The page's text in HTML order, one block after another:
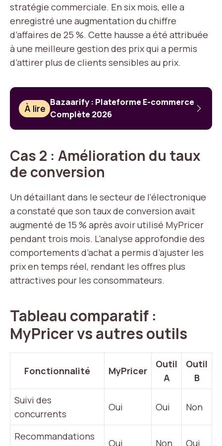
stratégie commerciale. En six mois, elle a
enregistré une augmentation du chiffre
d’affaires de 25 %. Cette hausse a été attribuée
à une meilleure gestion des prix qui a permis
d’attirer plus de clients sensibles au prix.
À lire
Bazaarify : Plateforme E-commerce
Complète 2026
Cas 2 : Amélioration du taux
de conversion
Un détaillant dans le secteur de l’électronique
a constaté que son taux de conversion avait
augmenté de 15 % après avoir utilisé MyPricer
pendant trois mois. L’analyse approfondie des
comportements d’achat a permis d’ajuster les
prix en temps réel, rendant les offres plus
attractives pour les consommateurs.
Tableau comparatif :
MyPricer vs autres outils
Fonctionnalité MyPricer
Outil
A
Outil
B
Suivi des
concurrents
Oui Oui Non
Recommandations
Oui Non Oui